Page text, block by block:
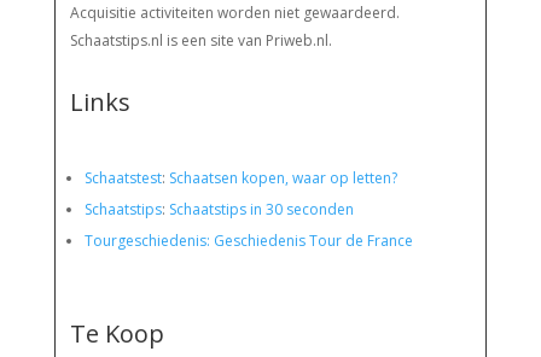
Acquisitie activiteiten worden niet gewaardeerd.
Schaatstips.nl is een site van Priweb.nl.
Links
Schaatstest: Schaatsen kopen, waar op letten?
Schaatstips: Schaatstips in 30 seconden
Tourgeschiedenis: Geschiedenis Tour de France
Te Koop